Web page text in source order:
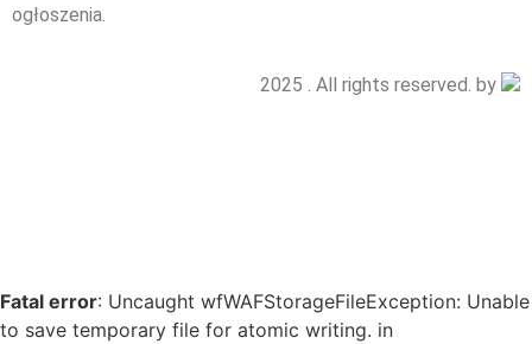
ogłoszenia.
2025 . All rights reserved. by
Fatal error: Uncaught wfWAFStorageFileException: Unable
to save temporary file for atomic writing. in